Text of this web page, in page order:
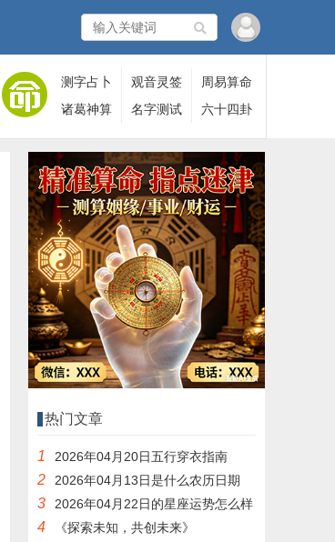
测字占卜 观音灵签
周易算命
诸葛神算
名字测试 六十四卦
热门文章
1 2026年04月20日五行穿衣指南
2 2026年04月13日是什么农历日期
3 2026年04月22日的星座运势怎么样
4 《探索未知，共创未来》